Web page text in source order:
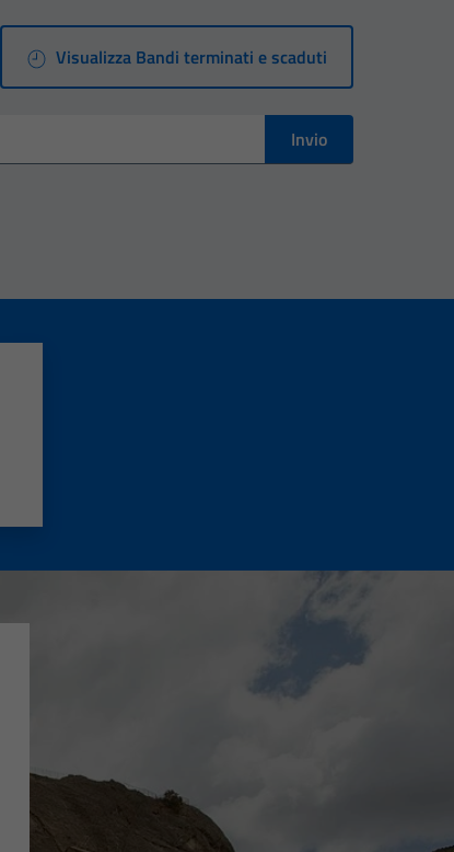
Visualizza Bandi terminati e scaduti
Invio